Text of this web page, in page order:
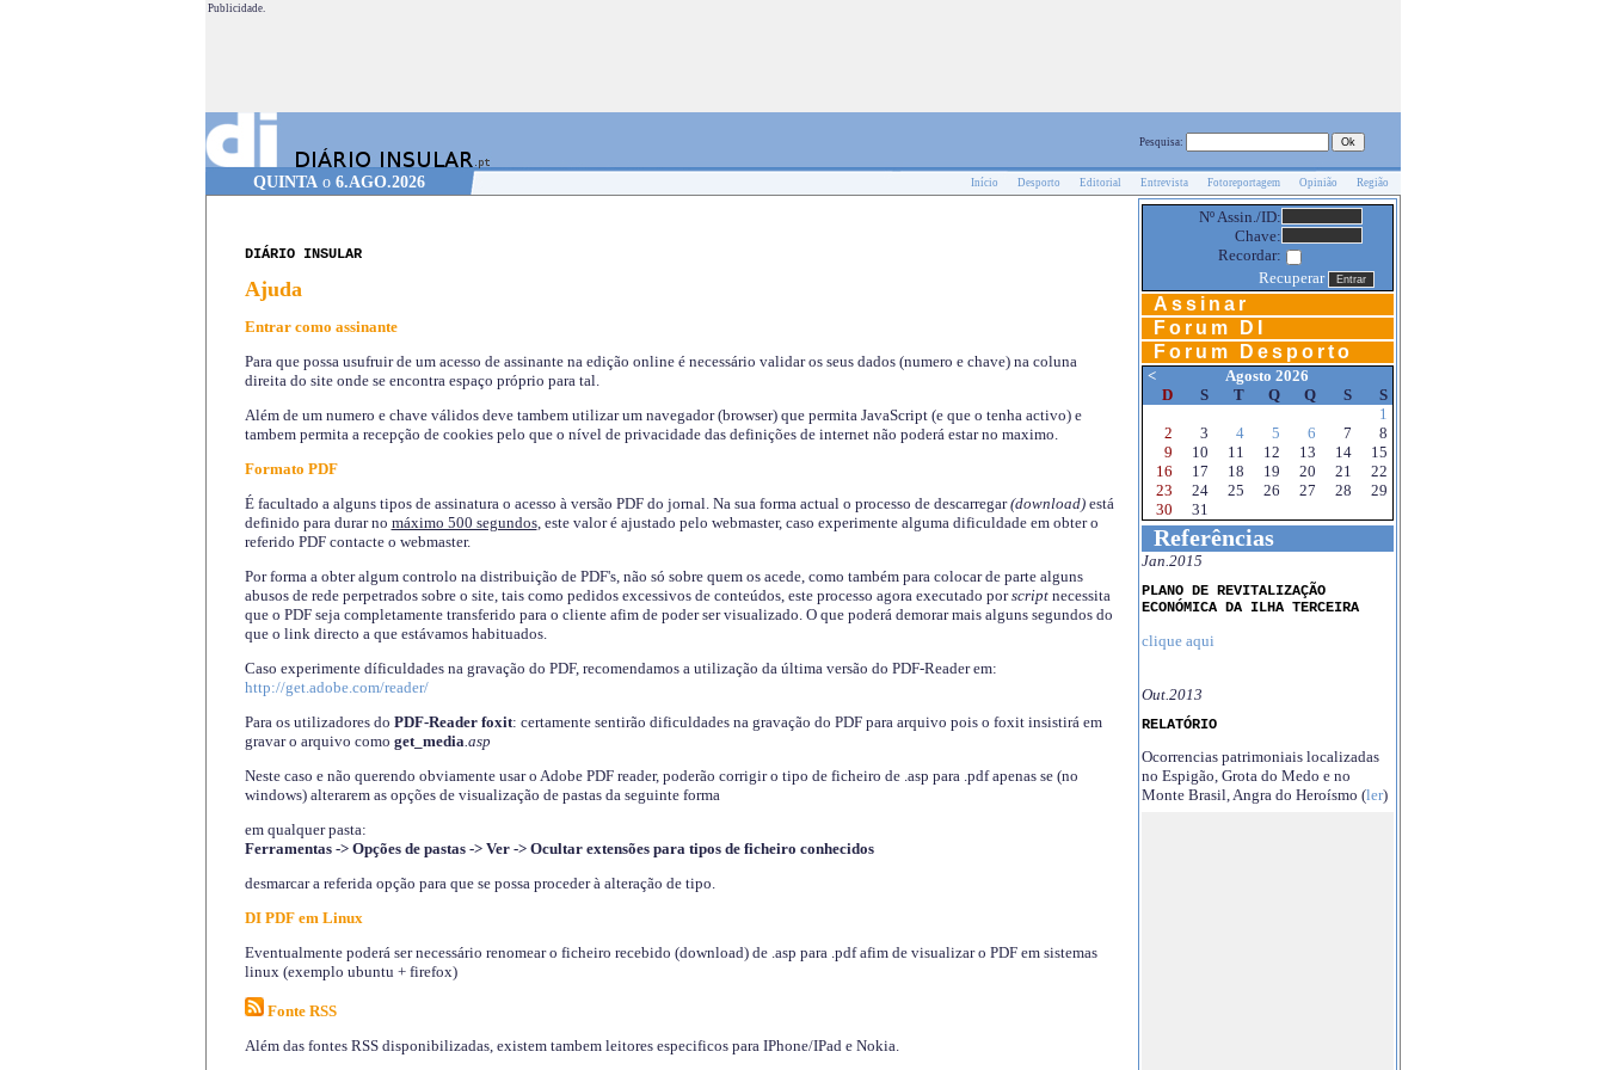
Publicidade.
Pesquisa:
QUINTA o 6.AGO.2026 Início Desporto Editorial Entrevista Fotoreportagem Opinião Região
DIÁRIO INSULAR
Ajuda
Entrar como assinante
Para que possa usufruir de um acesso de assinante na edição online é necessário validar os seus dados (numero e chave) na coluna
direita do site onde se encontra espaço próprio para tal.
Além de um numero e chave válidos deve tambem utilizar um navegador (browser) que permita JavaScript (e que o tenha activo) e
tambem permita a recepção de cookies pelo que o nível de privacidade das definições de internet não poderá estar no maximo.
Formato PDF
É facultado a alguns tipos de assinatura o acesso à versão PDF do jornal. Na sua forma actual o processo de descarregar(download)está
definido para durar no máximo 500 segundos, este valor é ajustado pelo webmaster, caso experimente alguma dificuldade em obter o
referido PDF contacte o webmaster.
Por forma a obter algum controlo na distribuição de PDF's, não só sobre quem os acede, como também para colocar de parte alguns
abusos de rede perpetrados sobre o site, tais como pedidos excessivos de conteúdos, este processo agora executado porscriptnecessita
que o PDF seja completamente transferido para o cliente afim de poder ser visualizado. O que poderá demorar mais alguns segundos do
que o link directo a que estávamos habituados.
Caso experimente díficuldades na gravação do PDF, recomendamos a utilização da última versão do PDF-Reader em:
http://get.adobe.com/reader/
Para os utilizadores do PDF-Reader foxit: certamente sentirão dificuldades na gravação do PDF para arquivo pois o foxit insistirá em
gravar o arquivo como get_media.asp
Neste caso e não querendo obviamente usar o Adobe PDF reader, poderão corrigir o tipo de ficheiro de .asp para .pdf apenas se (no
windows) alterarem as opções de visualização de pastas da seguinte forma
em qualquer pasta:
Ferramentas -> Opções de pastas -> Ver -> Ocultar extensões para tipos de ficheiro conhecidos
desmarcar a referida opção para que se possa proceder à alteração de tipo.
DI PDF em Linux
Eventualmente poderá ser necessário renomear o ficheiro recebido (download) de .asp para .pdf afim de visualizar o PDF em sistemas
linux (exemplo ubuntu + firefox)
Fonte RSS
Além das fontes RSS disponibilizadas, existem tambem leitores especificos para IPhone/IPad e Nokia.
Nº Assin./ID:
Chave:
Recordar:
Recuperar
Assinar
Forum DI
Forum Desporto
<
Agosto 2026
D
S T Q Q S
S
1
2
3 4 5 6 7
8
9
10 11 12 13 14
15
16
17 18 19 20 21
22
23
24 25 26 27 28
29
30
31
Referências
Jan.2015
PLANO DE REVITALIZAÇÃO
ECONÓMICA DA ILHA TERCEIRA
clique aqui
Out.2013
RELATÓRIO
Ocorrencias patrimoniais localizadas
no Espigão, Grota do Medo e no
Monte Brasil, Angra do Heroísmo (ler)